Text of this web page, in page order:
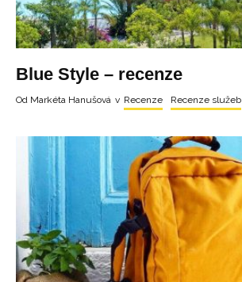
Blue Style – recenze
Od Markéta Hanušová v Recenze Recenze služeb